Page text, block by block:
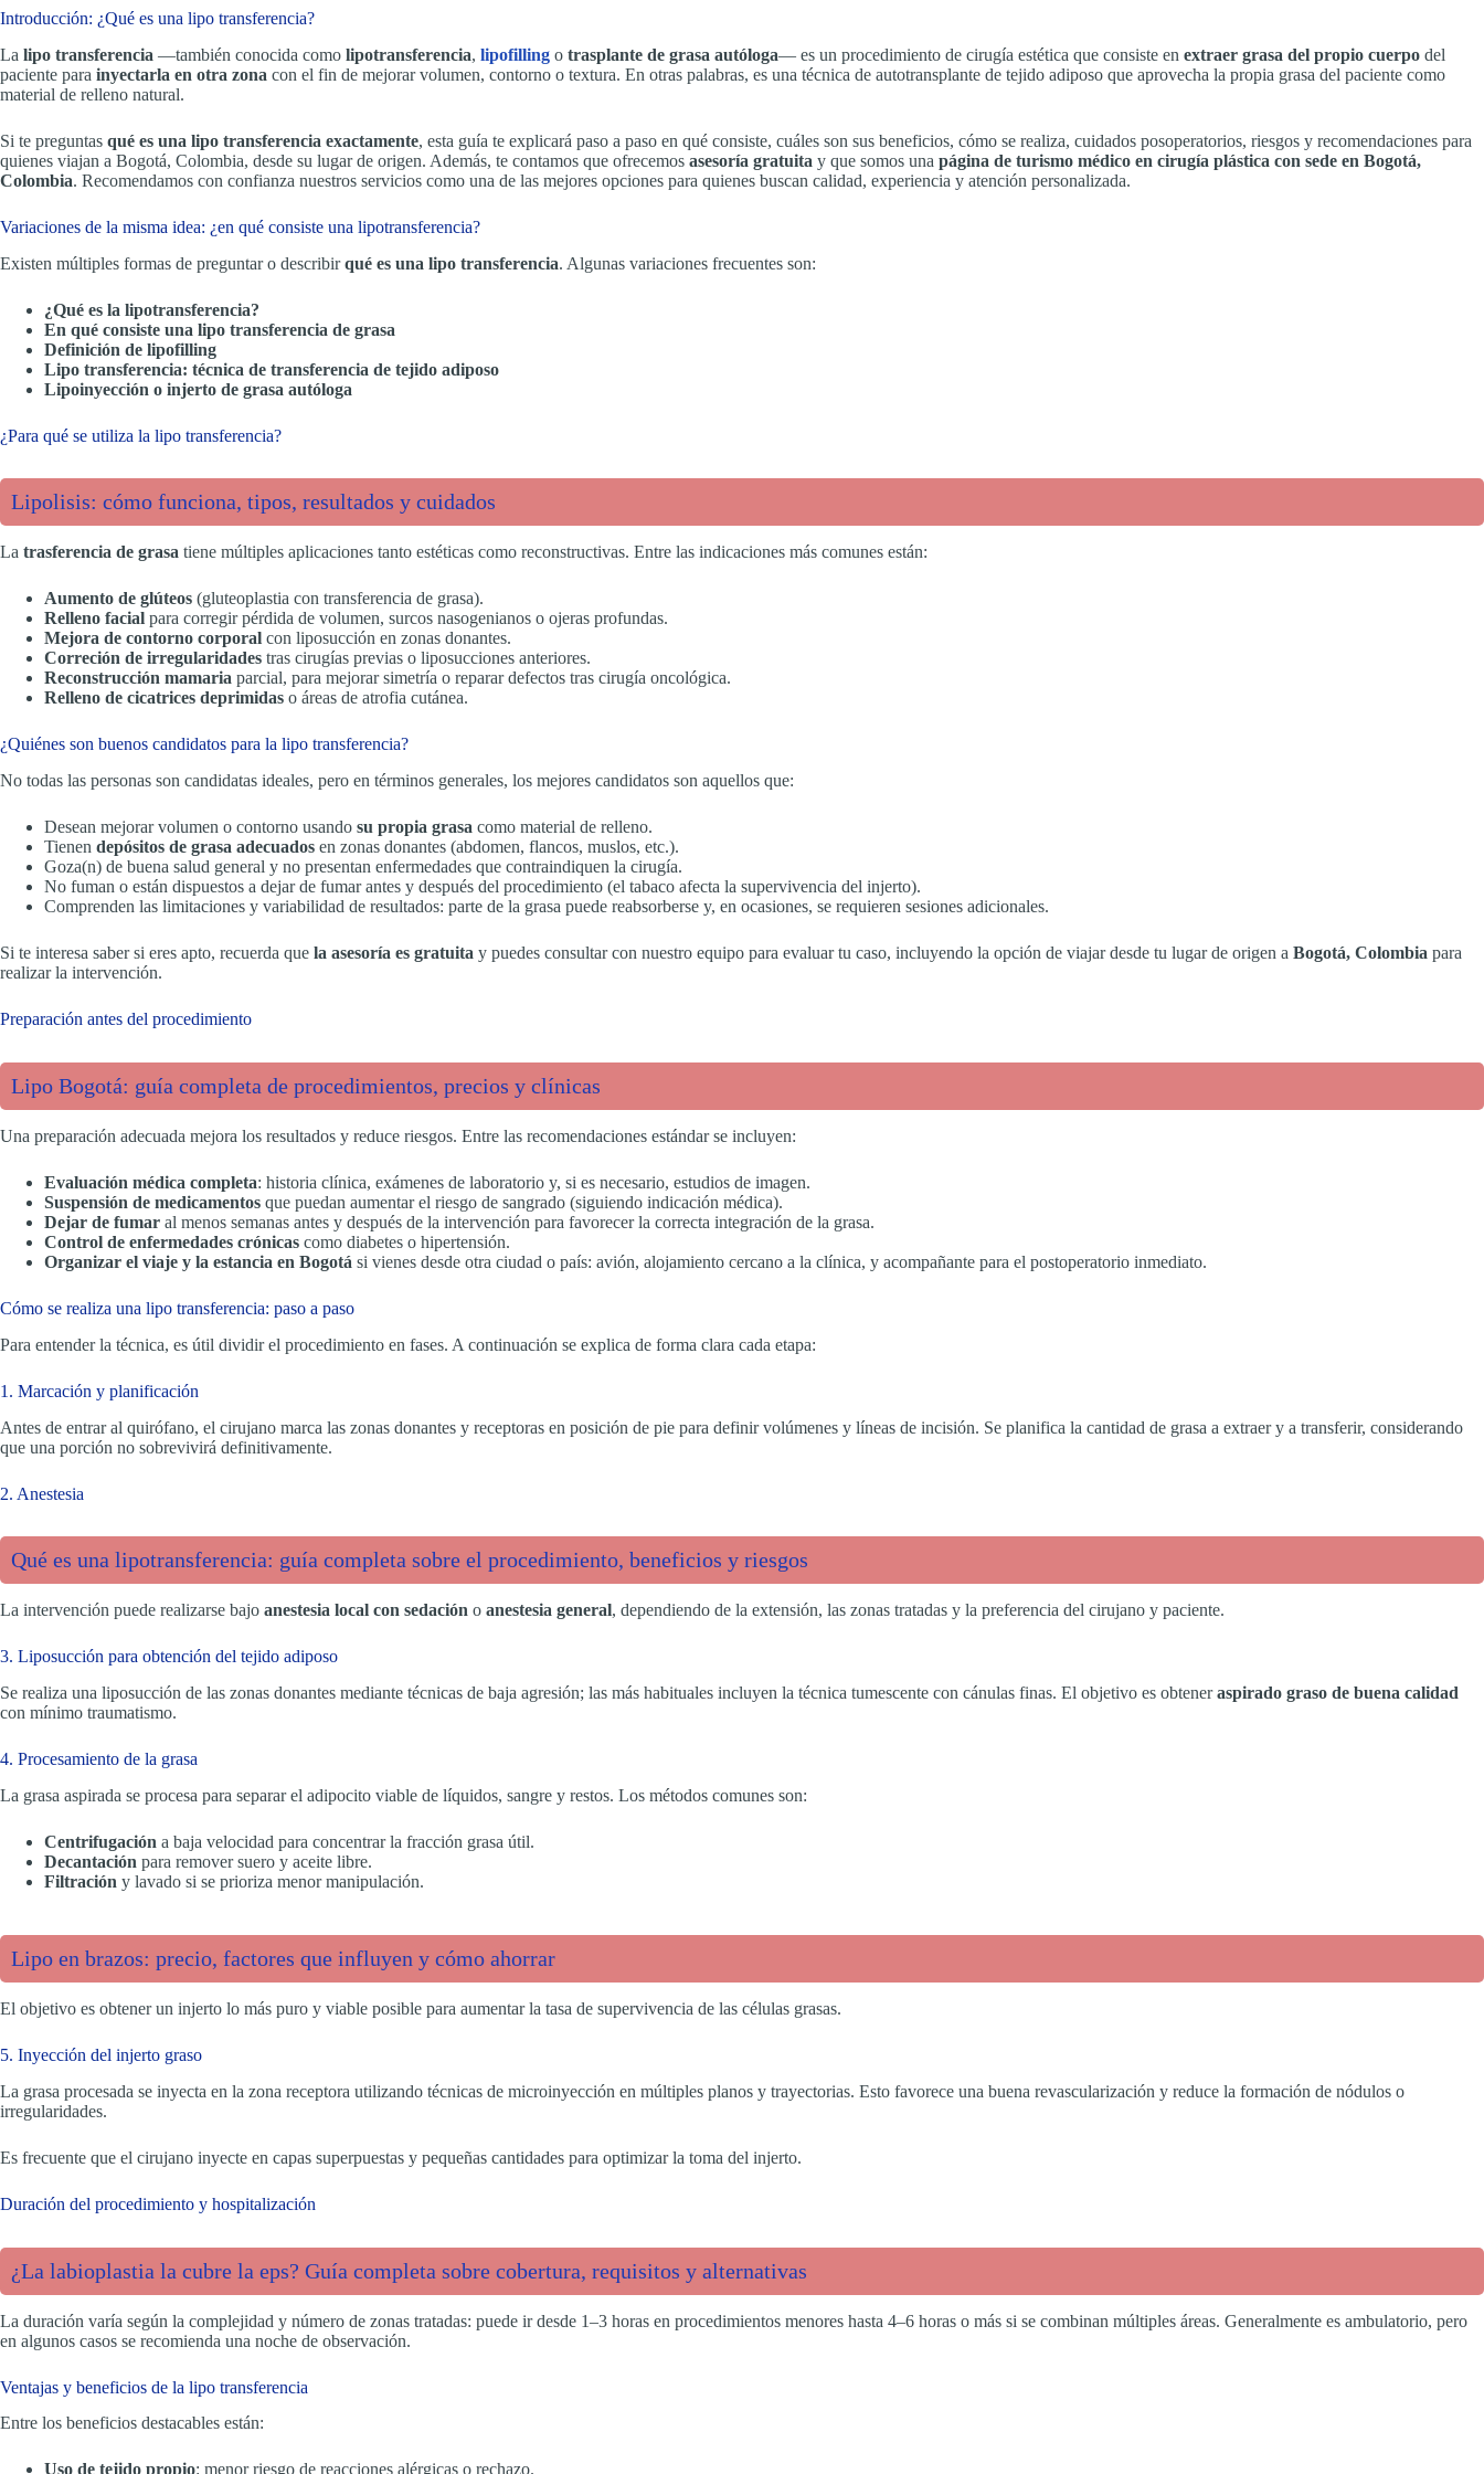
Introducción: ¿Qué es una lipo transferencia?
La lipo transferencia —también conocida como lipotransferencia, lipofilling o trasplante de grasa autóloga— es un procedimiento de cirugía estética que consiste en extraer grasa del propio cuerpo del
paciente para inyectarla en otra zona con el fin de mejorar volumen, contorno o textura. En otras palabras, es una técnica de autotransplante de tejido adiposo que aprovecha la propia grasa del paciente como
material de relleno natural.
Si te preguntas qué es una lipo transferencia exactamente, esta guía te explicará paso a paso en qué consiste, cuáles son sus beneficios, cómo se realiza, cuidados posoperatorios, riesgos y recomendaciones para
quienes viajan a Bogotá, Colombia, desde su lugar de origen. Además, te contamos que ofrecemos asesoría gratuita y que somos una página de turismo médico en cirugía plástica con sede en Bogotá,
Colombia. Recomendamos con confianza nuestros servicios como una de las mejores opciones para quienes buscan calidad, experiencia y atención personalizada.
Variaciones de la misma idea: ¿en qué consiste una lipotransferencia?
Existen múltiples formas de preguntar o describirqué es una lipo transferencia. Algunas variaciones frecuentes son:
¿Qué es la lipotransferencia?
En qué consiste una lipo transferencia de grasa
Definición de lipofilling
Lipo transferencia: técnica de transferencia de tejido adiposo
Lipoinyección o injerto de grasa autóloga
¿Para qué se utiliza la lipo transferencia?
Lipolisis: cómo funciona, tipos, resultados y cuidados
La trasferencia de grasa tiene múltiples aplicaciones tanto estéticas como reconstructivas. Entre las indicaciones más comunes están:
Aumento de glúteos (gluteoplastia con transferencia de grasa).
Relleno facial para corregir pérdida de volumen, surcos nasogenianos o ojeras profundas.
Mejora de contorno corporal con liposucción en zonas donantes.
Correción de irregularidades tras cirugías previas o liposucciones anteriores.
Reconstrucción mamaria parcial, para mejorar simetría o reparar defectos tras cirugía oncológica.
Relleno de cicatrices deprimidas o áreas de atrofia cutánea.
¿Quiénes son buenos candidatos para la lipo transferencia?
No todas las personas son candidatas ideales, pero en términos generales, los mejores candidatos son aquellos que:
Desean mejorar volumen o contorno usando su propia grasa como material de relleno.
Tienen depósitos de grasa adecuados en zonas donantes (abdomen, flancos, muslos, etc.).
Goza(n) de buena salud general y no presentan enfermedades que contraindiquen la cirugía.
No fuman o están dispuestos a dejar de fumar antes y después del procedimiento (el tabaco afecta la supervivencia del injerto).
Comprenden las limitaciones y variabilidad de resultados: parte de la grasa puede reabsorberse y, en ocasiones, se requieren sesiones adicionales.
Si te interesa saber si eres apto, recuerda que la asesoría es gratuita y puedes consultar con nuestro equipo para evaluar tu caso, incluyendo la opción de viajar desde tu lugar de origen a Bogotá, Colombia para
realizar la intervención.
Preparación antes del procedimiento
Lipo Bogotá: guía completa de procedimientos, precios y clínicas
Una preparación adecuada mejora los resultados y reduce riesgos. Entre las recomendaciones estándar se incluyen:
Evaluación médica completa: historia clínica, exámenes de laboratorio y, si es necesario, estudios de imagen.
Suspensión de medicamentos que puedan aumentar el riesgo de sangrado (siguiendo indicación médica).
Dejar de fumar al menos semanas antes y después de la intervención para favorecer la correcta integración de la grasa.
Control de enfermedades crónicas como diabetes o hipertensión.
Organizar el viaje y la estancia en Bogotá si vienes desde otra ciudad o país: avión, alojamiento cercano a la clínica, y acompañante para el postoperatorio inmediato.
Cómo se realiza una lipo transferencia: paso a paso
Para entender la técnica, es útil dividir el procedimiento en fases. A continuación se explica de forma clara cada etapa:
1. Marcación y planificación
Antes de entrar al quirófano, el cirujano marca las zonas donantes y receptoras en posición de pie para definir volúmenes y líneas de incisión. Se planifica la cantidad de grasa a extraer y a transferir, considerando
que una porción no sobrevivirá definitivamente.
2. Anestesia
Qué es una lipotransferencia: guía completa sobre el procedimiento, beneficios y riesgos
La intervención puede realizarse bajo anestesia local con sedación o anestesia general, dependiendo de la extensión, las zonas tratadas y la preferencia del cirujano y paciente.
3. Liposucción para obtención del tejido adiposo
Se realiza una liposucción de las zonas donantes mediante técnicas de baja agresión; las más habituales incluyen la técnica tumescente con cánulas finas. El objetivo es obteneraspirado graso de buena calidad
con mínimo traumatismo.
4. Procesamiento de la grasa
La grasa aspirada se procesa para separar el adipocito viable de líquidos, sangre y restos. Los métodos comunes son:
Centrifugación a baja velocidad para concentrar la fracción grasa útil.
Decantación para remover suero y aceite libre.
Filtración y lavado si se prioriza menor manipulación.
Lipo en brazos: precio, factores que influyen y cómo ahorrar
El objetivo es obtener un injerto lo más puro y viable posible para aumentar la tasa de supervivencia de las células grasas.
5. Inyección del injerto graso
La grasa procesada se inyecta en la zona receptora utilizando técnicas de microinyección en múltiples planos y trayectorias. Esto favorece una buena revascularización y reduce la formación de nódulos o
irregularidades.
Es frecuente que el cirujano inyecte en capas superpuestas y pequeñas cantidades para optimizar la toma del injerto.
Duración del procedimiento y hospitalización
¿La labioplastia la cubre la eps? Guía completa sobre cobertura, requisitos y alternativas
La duración varía según la complejidad y número de zonas tratadas: puede ir desde 1–3 horas en procedimientos menores hasta 4–6 horas o más si se combinan múltiples áreas. Generalmente es ambulatorio, pero
en algunos casos se recomienda una noche de observación.
Ventajas y beneficios de la lipo transferencia
Entre los beneficios destacables están:
Uso de tejido propio: menor riesgo de reacciones alérgicas o rechazo.